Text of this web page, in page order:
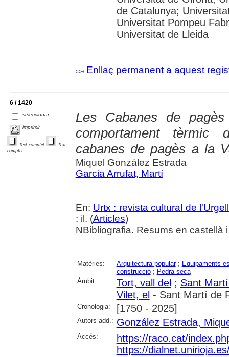
de Catalunya;
Universitat Pompeu
Universitat de Lleida
Enllaç permanent a aquest
6 / 1420
seleccionar
imprimir
Text complet
Text
complet
Les Cabanes de
comportament tèrmic
cabanes de pagès a la
Miquel González Estrada
Garcia Arrufat, Martí
En: Urtx : revista cultural de l'Urgell
: il. (Articles)
NBibliografia. Resums en castellà
Matèries: Arquitectura popular; Equipaments
construcció; Pedra seca
Àmbit:
Tort, vall del; Sant
Vilet, el- Sant Martí de
Cronologia: [1750 - 2025]
Autors add.: González Estrada,
Accés:
https://raco.cat/
https://